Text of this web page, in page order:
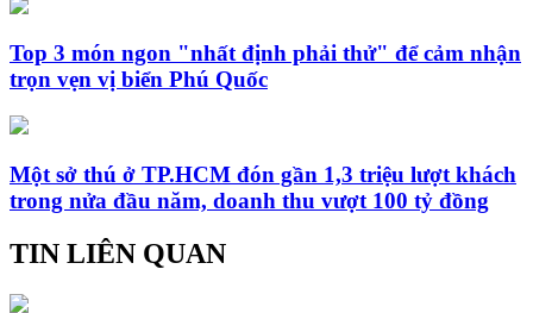
Top 3 món ngon "nhất định phải thử" để cảm nhận
trọn vẹn vị biển Phú Quốc
Một sở thú ở TP.HCM đón gần 1,3 triệu lượt khách
trong nửa đầu năm, doanh thu vượt 100 tỷ đồng
TIN LIÊN QUAN